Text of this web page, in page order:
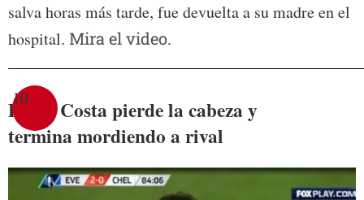
salva horas más tarde, fue devuelta a su madre en el
hospital. Mira el video.
10
Diego Costa pierde la cabeza y
termina mordiendo a rival